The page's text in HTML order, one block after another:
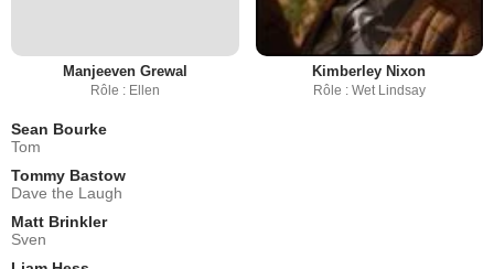
Manjeeven Grewal
Rôle : Ellen
Kimberley Nixon
Rôle : Wet Lindsay
Sean Bourke
Tom
Tommy Bastow
Dave the Laugh
Matt Brinkler
Sven